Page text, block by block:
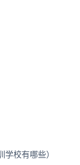
校有哪些）